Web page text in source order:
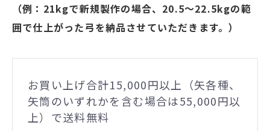
（例：21kgで新規製作の場合、20.5～22.5kgの範
囲で仕上がった弓を納品させていただきます。）
お買い上げ合計15,000円以上（矢各種、
矢筒のいずれかを含む場合は55,000円以
上）で送料無料